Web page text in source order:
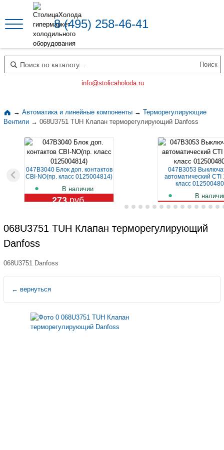
8 (495) 258-46-41
Поиск по каталогу
info@stolicaholoda.ru
→ Автоматика и линейные компоненты → Терморегулирующие
Вентили → 068U3751 TUH Клапан терморегулирующий Danfoss
047B3040 Блок доп. контактов
CBI-NO(пр. класс 0125004814)
В наличии
273руб.
047B3053
автоматический CTI
класс
В
1 129 руб.
068U3751 TUH Клапан терморегулирующий
Danfoss
068U3751 Danfoss
← вернуться